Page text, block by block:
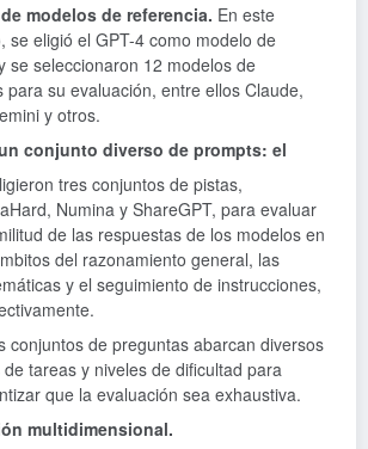
modelos de referencia. En este
se eligió el GPT-4 como modelo de
se seleccionaron 12 modelos de
para su evaluación, entre ellos Claude,
y otros.
conjunto diverso de prompts: el
tres conjuntos de pistas,
Numina y ShareGPT, para evaluar
de las respuestas de los modelos en
del razonamiento general, las
y el seguimiento de instrucciones,
conjuntos de preguntas abarcan diversos
de tareas y niveles de dificultad para
que la evaluación sea exhaustiva.
multidimensional.